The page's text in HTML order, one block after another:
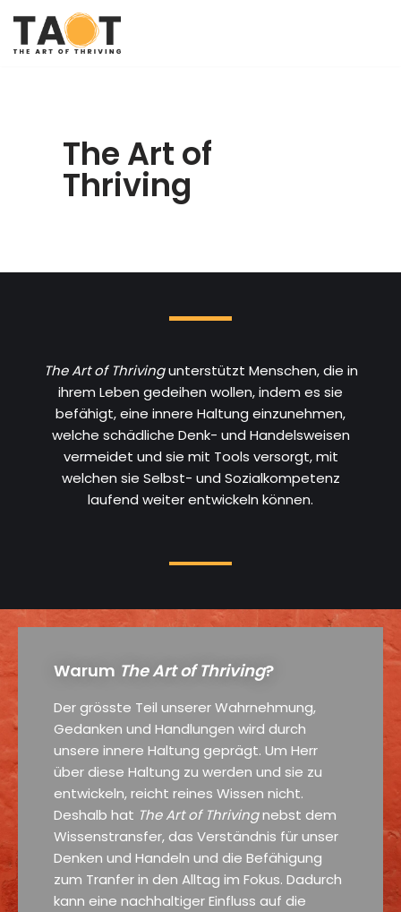
Zum
The Art of
Thriving
The Art of Thrivingunterstützt Menschen, die in
ihrem Leben gedeihen wollen, indem es sie
befähigt, eine innere Haltung einzunehmen,
welche schädliche Denk- und Handelsweisen
vermeidet und sie mit Tools versorgt, mit
welchen sie Selbst- und Sozialkompetenz
laufend weiter entwickeln können.
Warum The Art of Thriving?
Der grösste Teil unserer Wahrnehmung,
Gedanken und Handlungen wird durch
unsere innere Haltung geprägt. Um Herr
über diese Haltung zu werden und sie zu
entwickeln, reicht reines Wissen nicht.
Deshalb hat The Art of Thrivingnebst dem
Wissenstransfer, das Verständnis für unser
Denken und Handeln und die Befähigung
zum Tranfer in den Alltag im Fokus. Dadurch
kann eine nachhaltiger Einfluss auf die